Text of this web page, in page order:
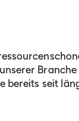
bereits seit